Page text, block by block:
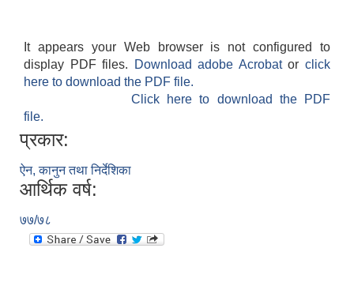
It appears your Web browser is not configured to
display PDF files.
Download adobe Acrobatorclick
here to download the PDF file.
Click here to download the PDF
file.
प्रकार:
ऐन, कानुन तथा निर्देशिका
आर्थिक वर्ष:
७७/७८